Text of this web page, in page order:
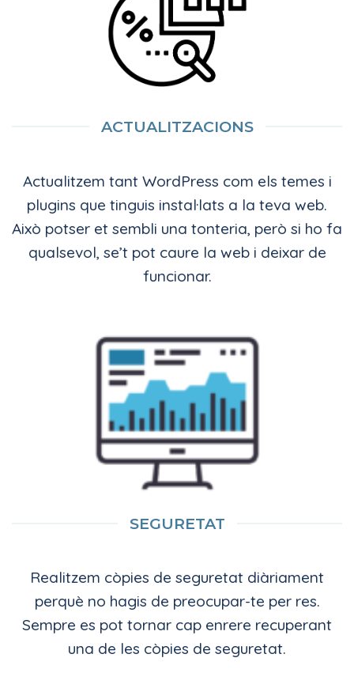
ACTUALITZACIONS
Actualitzem tant WordPress com els temes i
plugins que tinguis instal·lats a la teva web.
Això potser et sembli una tonteria, però si ho fa
qualsevol, se’t pot caure la web i deixar de
funcionar.
SEGURETAT
Realitzem còpies de seguretat diàriament
perquè no hagis de preocupar-te per res.
Sempre es pot tornar cap enrere recuperant
una de les còpies de seguretat.